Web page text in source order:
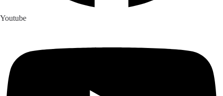
Youtube